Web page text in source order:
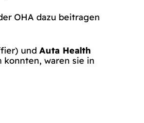
OHA dazu beitragen
und Auta Health
waren sie in